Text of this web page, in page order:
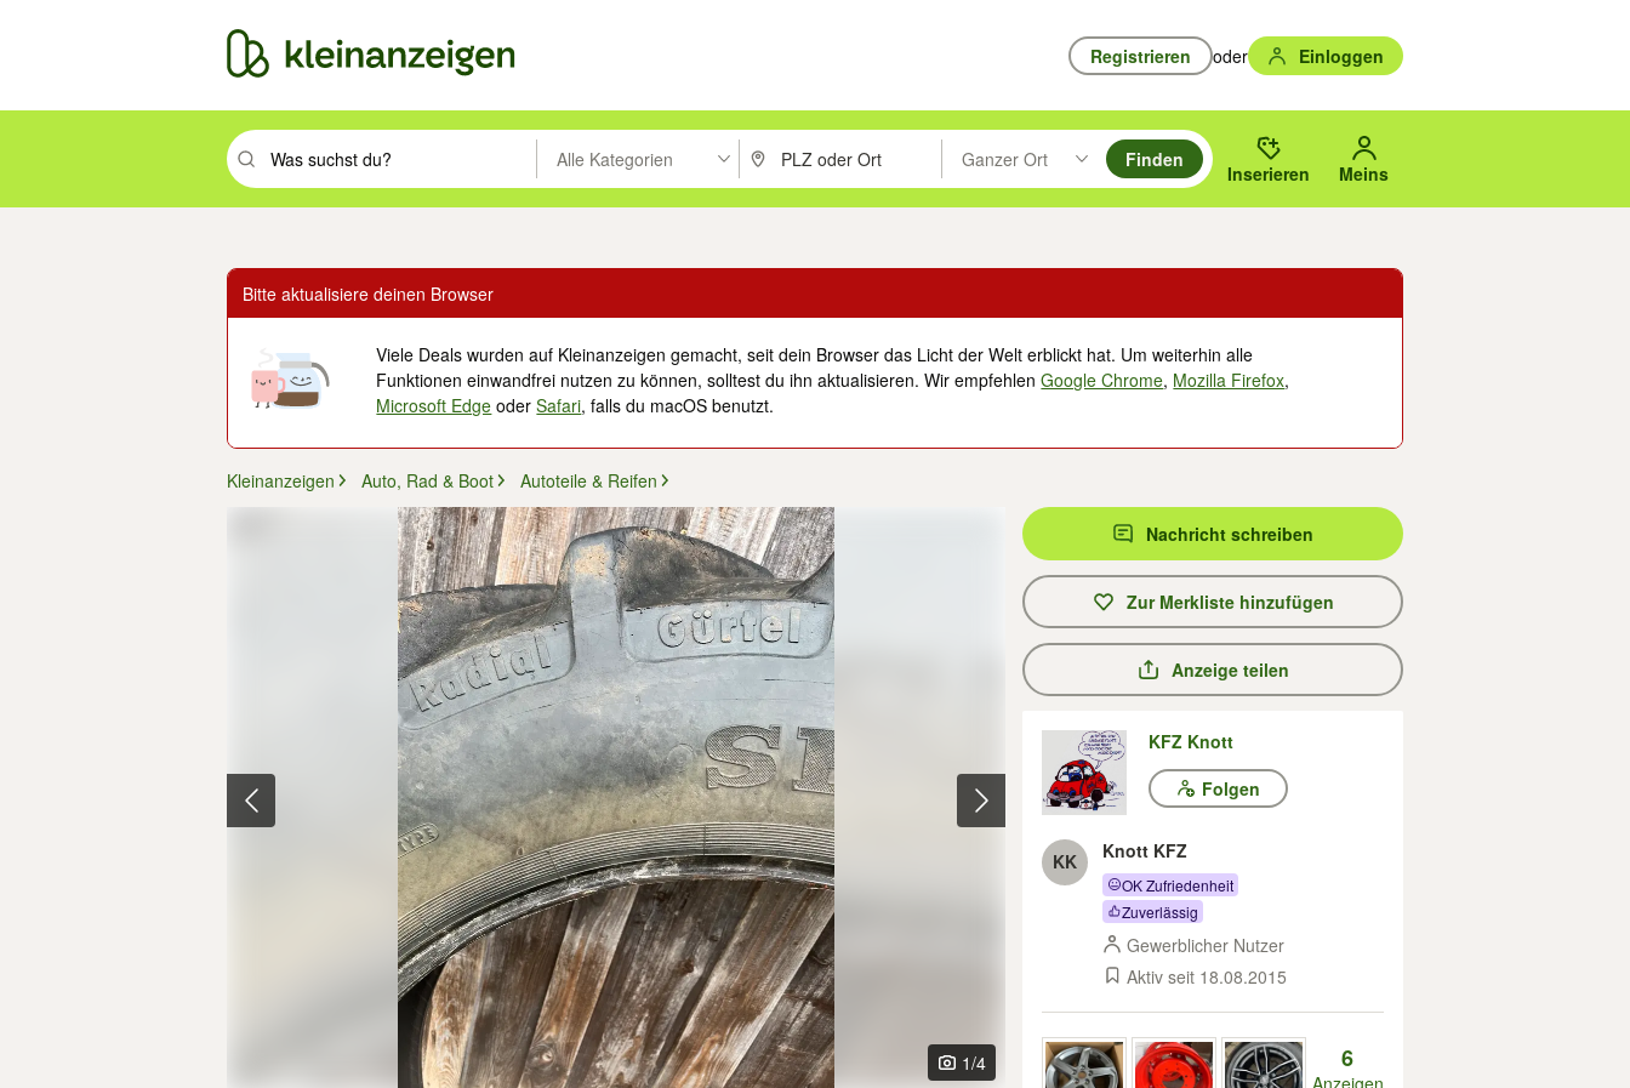
Registrieren oder Einloggen
Suchbegriff eingeben. Eingabetaste drücken um zu suchen, oder Vorschläge mit den Pfeiltasten nach oben/unten durchsuchen und mit Eingabetaste auswählen.
Alle Kategorien PLZ oder Ort eingeben. Eingabetaste drücken um zu suchen, oder Vorschläge mit den Pfeiltasten nach oben/
Ganzer Ort
Suche im Umkreis des gewählten Orts oder PLZ.
Finden
Inserieren Meins
Bitte aktualisiere deinen Browser
Viele Deals wurden auf Kleinanzeigen gemacht, seit dein Browser das Licht der Welt erblickt hat. Um weiterhin alle
Funktionen einwandfrei nutzen zu können, solltest du ihn aktualisieren. Wir empfehlenGoogle Chrome, Mozilla Firefox,
Microsoft Edge oderSafari, falls du macOS benutzt.
Kleinanzeigen Auto, Rad & Boot Autoteile & Reifen
1/4
Nachricht schreiben
Zur Merkliste hinzufügen
Anzeige teilen
KFZ Knott
Folgen
KK Knott KFZ
OK Zufriedenheit
Zuverlässig
Gewerblicher Nutzer
Aktiv seit 18.08.2015
6
Anzeigen